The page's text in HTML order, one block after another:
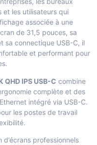
et les utilisateurs qui
associée à une
de 31,5 pouces, sa
sa connectique USB-C, il
et performant pour
IPS USB-C combine
complète et des
intégré via USB-C.
les postes de travail
d’écrans professionnels